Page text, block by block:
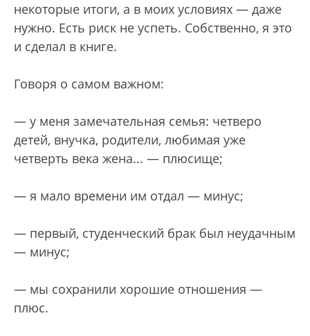
некоторые итоги, а в моих условиях — даже
нужно. Есть риск не успеть. Собственно, я это
и сделал в книге.
Говоря о самом важном:
— у меня замечательная семья: четверо
детей, внучка, родители, любимая уже
четверть века жена... — плюсище;
— я мало времени им отдал — минус;
— первый, студенческий брак был неудачным
— минус;
— мы сохранили хорошие отношения —
плюс.